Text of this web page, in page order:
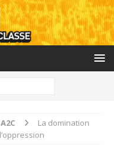
La domination